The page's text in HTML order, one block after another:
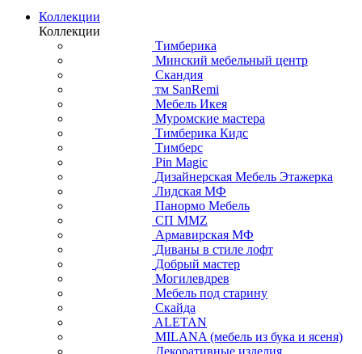
Коллекции
Коллекции
Тимберика
Минский мебельный центр
Скандия
тм SanRemi
Мебель Икея
Муромские мастера
Тимберика Кидс
Тимберс
Pin Magic
Дизайнерская Мебель Этажерка
Лидская МФ
Панормо Мебель
СП ММZ
Армавирская МФ
Диваны в стиле лофт
Добрый мастер
Могилевдрев
Мебель под старину
Скайда
ALETAN
MILANA (мебель из бука и ясеня)
Декоративные изделия